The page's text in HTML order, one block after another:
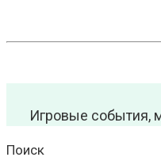
Игровые события,
Поиск